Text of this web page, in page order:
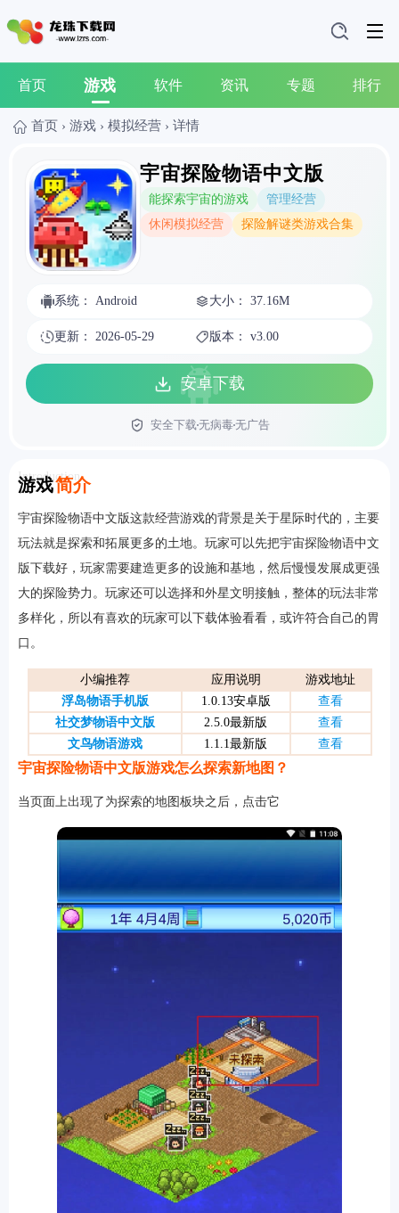
首页 游戏 软件 资讯 专题 排行
首页 › 游戏 › 模拟经营 › 详情
宇宙探险物语中文版
能探索宇宙的游戏
管理经营
休闲模拟经营
探险解谜类游戏合集
系统： Android 大小： 37.16M
更新： 2026-05-29 版本： v3.00
安卓下载
安全下载无病毒无广告
游戏简介
Introduction
宇宙探险物语中文版这款经营游戏的背景是关于星际时代的，主要
玩法就是探索和拓展更多的土地。玩家可以先把宇宙探险物语中文
版下载好，玩家需要建造更多的设施和基地，然后慢慢发展成更强
大的探险势力。玩家还可以选择和外星文明接触，整体的玩法非常
多样化，所以有喜欢的玩家可以下载体验看看，或许符合自己的胃
口。
小编推荐 应用说明
游戏地址
浮岛物语手机版
1.0.13安卓版
查看
社交梦物语中文版
2.5.0最新版
查看
文鸟物语游戏
1.1.1最新版 查看
宇宙探险物语中文版游戏怎么探索新地图？
当页面上出现了为探索的地图板块之后，点击它